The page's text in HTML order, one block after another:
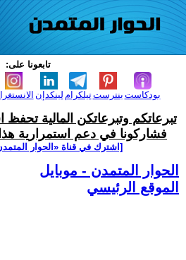
تابعونا على:
لينكدإن تيلكرامبنترست بودكاست
تبرعاتكم وتبرعاتكن المالية تحفظ
فشاركونا في دعم استمرارية
[اشترك في قناة ‫«الحوار
الحوار المتمدن - موبايل
الموقع الرئيسي